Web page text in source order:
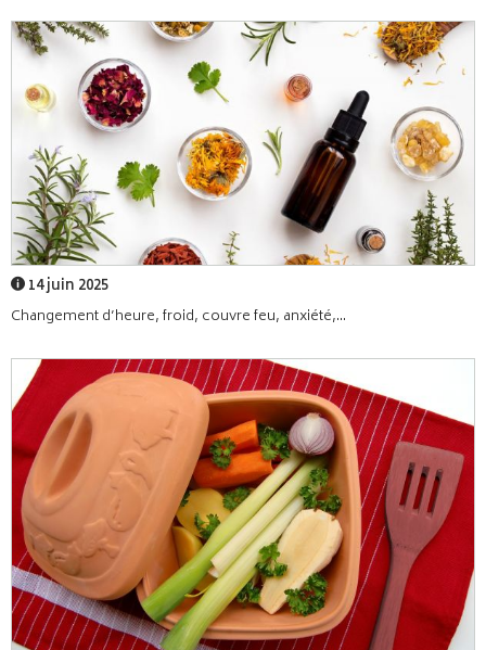
14 juin 2025
Changement d’heure, froid, couvre feu, anxiété,...